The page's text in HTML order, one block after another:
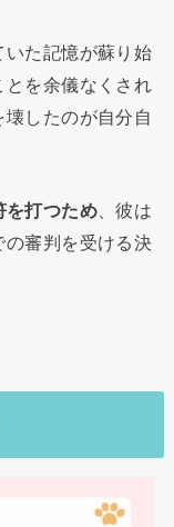
いた記憶が蘇り始
を余儀なくされ
したのが自分自
を打つため、彼は
審判を受ける決